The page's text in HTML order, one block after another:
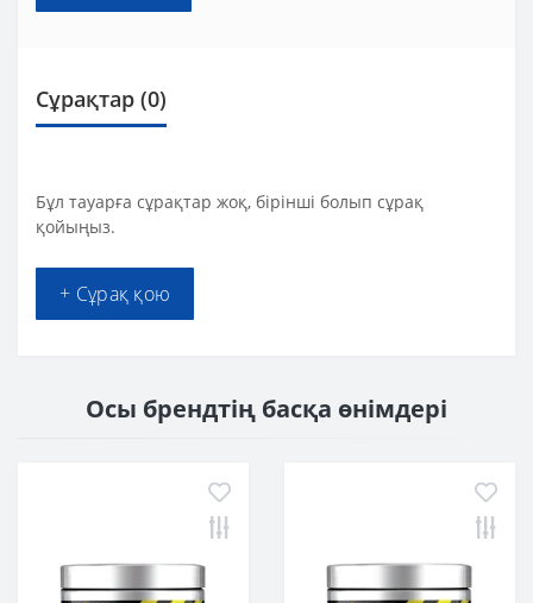
Сұрақтар (0)
Бұл тауарға сұрақтар жоқ, бірінші болып сұрақ
қойыңыз.
+ Сұрақ қою
Осы брендтің басқа өнімдері